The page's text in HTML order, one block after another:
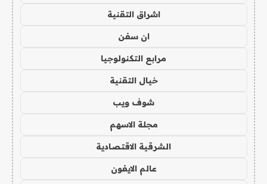
اشراق التقنية
ان سفن
مرابع التكنولوجيا
خيال التقنية
شوف ويب
مجلة الاسهم
الشرقية الاقتصادية
عالم الايفون